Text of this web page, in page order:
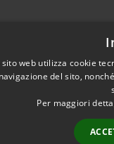
sito web utilizza cookie
del sito,
Per maggiori